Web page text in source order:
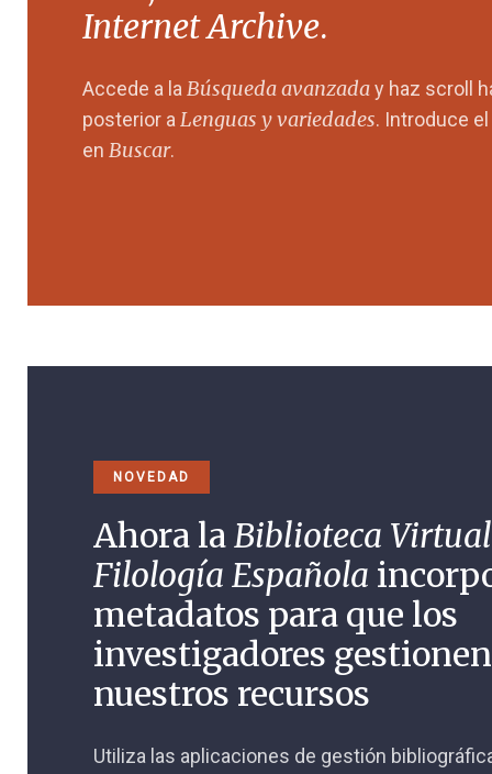
Internet Archive.
Accede a laBúsqueda avanzaday haz scroll
posterior aLenguas y variedades. Introduce
en Buscar.
NOVEDAD
Ahora laBiblioteca
Filología Española
metadatos para que los
investigadores
nuestros recursos
Utiliza las aplicaciones de gestión